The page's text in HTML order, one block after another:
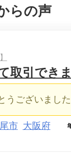
らの声
取引でき
うございました
市 大阪府